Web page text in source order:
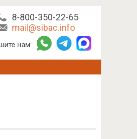
8-800-350-22-65
mail@sibac.info
нам: